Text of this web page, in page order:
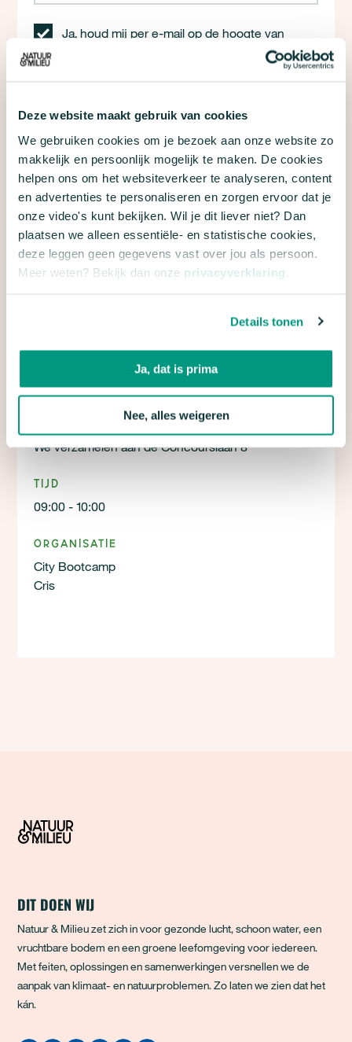
Deze website maakt gebruik van cookies
We gebruiken cookies om je bezoek aan onze website zo
makkelijk en persoonlijk mogelijk te maken. De cookies
helpen ons om het websiteverkeer te analyseren, content
en advertenties te personaliseren en zorgen ervoor dat je
onze video's kunt bekijken. Wil je dit liever niet? Dan
plaatsen we alleen essentiële- en statistische cookies,
deze leggen geen gegevens vast over jou als persoon.
Meer weten? Bekijk dan onze privacyverklaring
Details tonen
Ja, dat is prima
Nee, alles weigeren
Ja, houd mij per e-mail op de hoogte van
nieuws, acties en andere informatie van Natuur
Met dit formulier meld je je aan voor e-mailupdates
over de campagne 24 uur voor de stadsnatuur van
Natuur & Milieu. We gaan natuurlijk zorgvuldig om
met je gegevens. Meer hierover lees je in onze
privacyverklaringenalgemene voorwaarden .
Locatie
We verzamelen aan de Concourslaan 8
Tijd
09:00 - 10:00
Organisatie
City Bootcamp
Cris
DIT DOEN WIJ
Natuur & Milieu zet zich in voor gezonde lucht, schoon water, een
vruchtbare bodem en een groene leefomgeving voor iedereen.
Met feiten, oplossingen en samenwerkingen versnellen we de
aanpak van klimaat- en natuurproblemen. Zo laten we zien dat het
kán.